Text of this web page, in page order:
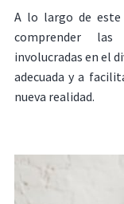
A lo largo de este
comprender las
involucradas en el
adecuada y a
nueva realidad.